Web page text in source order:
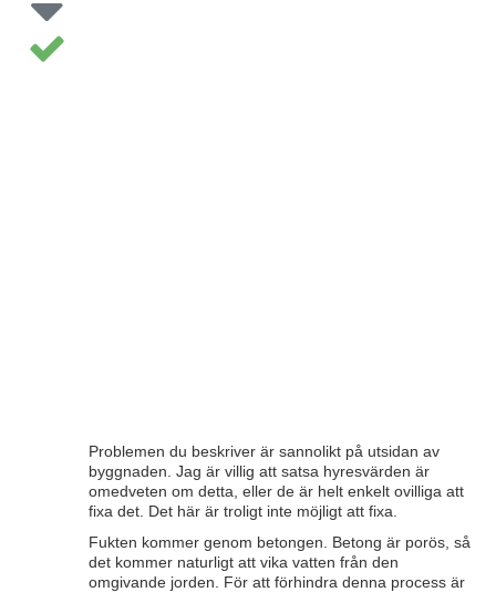
Problemen du beskriver är sannolikt på utsidan av
byggnaden. Jag är villig att satsa hyresvärden är
omedveten om detta, eller de är helt enkelt ovilliga att
fixa det. Det här är troligt inte möjligt att fixa.
Fukten kommer genom betongen. Betong är porös, så
det kommer naturligt att vika vatten från den
omgivande jorden. För att förhindra denna process är